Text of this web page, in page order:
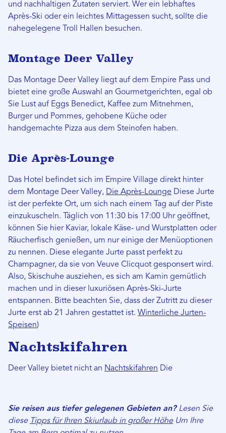
und nachhaltigen Zutaten serviert. Wer ein lebhaftes
Après-Ski oder ein leichtes Mittagessen sucht, sollte die
nahegelegene Troll Hallen besuchen.
Montage Deer Valley
Das Montage Deer Valley liegt auf dem Empire Pass und
bietet eine große Auswahl an Gourmetgerichten, egal ob
Sie Lust auf Eggs Benedict, Kaffee zum Mitnehmen,
Burger und Pommes, gehobene Küche oder
handgemachte Pizza aus dem Steinofen haben.
Die Après-Lounge
Das Hotel befindet sich im Empire Village direkt hinter
dem Montage Deer Valley, Die Après-Lounge Diese Jurte
ist der perfekte Ort, um sich nach einem Tag auf der Piste
einzukuscheln. Täglich von 11:30 bis 17:00 Uhr geöffnet,
können Sie hier Kaviar, lokale Käse- und Wurstplatten oder
Räucherfisch genießen, um nur einige der Menüoptionen
zu nennen. Diese elegante Jurte passt perfekt zu
Champagner, da sie von Veuve Clicquot gesponsert wird.
Also, Skischuhe ausziehen, es sich am Kamin gemütlich
machen und in dieser luxuriösen Après-Ski-Jurte
entspannen. Bitte beachten Sie, dass der Zutritt zu dieser
Jurte erst ab 21 Jahren gestattet ist. Winterliche Jurten-
Speisen)
Nachtskifahren
Deer Valley bietet nicht an Nachtskifahren Die
Sie reisen aus tiefer gelegenen Gebieten an? Lesen Sie
diese Tipps für Ihren Skiurlaub in großer HöheUm Ihre